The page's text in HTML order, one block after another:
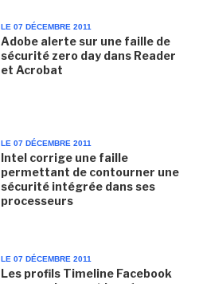
LE 07 DÉCEMBRE 2011
Adobe alerte sur une faille de
sécurité zero day dans Reader
et Acrobat
LE 07 DÉCEMBRE 2011
Intel corrige une faille
permettant de contourner une
sécurité intégrée dans ses
processeurs
LE 07 DÉCEMBRE 2011
Les profils Timeline Facebook